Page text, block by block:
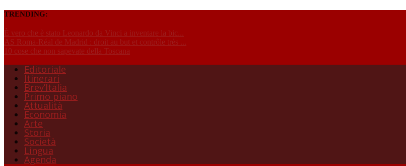
TRENDING:
È vero che è stato Leonardo da Vinci a inventare la bic...
AS Roma-Réal de Madrid : droit au but et contrôle très ...
10 cose che non sapevate della Toscana
Editoriale
Itinerari
Brev’Italia
Primo piano
Attualità
Economia
Arte
Storia
Società
Lingua
Agenda